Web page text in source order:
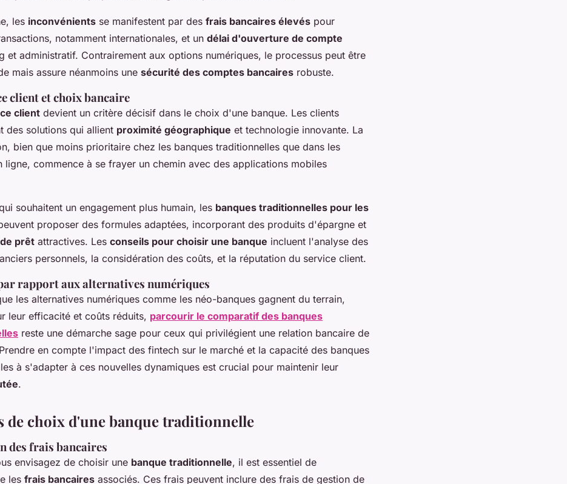
les inconvénients se manifestent par des frais bancaires élevés pour
notamment internationales, et un délai d'ouverture de compte
et administratif. Contrairement aux options numériques, le processus peut être
mais assure néanmoins une sécurité des comptes bancaires robuste.
client et choix bancaire
client devient un critère décisif dans le choix d'une banque. Les clients
des solutions qui allient proximité géographique et technologie innovante. La
bien que moins prioritaire chez les banques traditionnelles que dans les
ligne, commence à se frayer un chemin avec des applications mobiles
souhaitent un engagement plus humain, les banques traditionnelles pour les
proposer des formules adaptées, incorporant des produits d'épargne et
prêt attractives. Les conseils pour choisir une banque incluent l'analyse des
personnels, la considération des coûts, et la réputation du service client.
rapport aux alternatives numériques
les alternatives numériques comme les néo-banques gagnent du terrain,
leur efficacité et coûts réduits, parcourir le comparatif des banques
reste une démarche sage pour ceux qui privilégient une relation bancaire de
en compte l'impact des fintech sur le marché et la capacité des banques
à s'adapter à ces nouvelles dynamiques est crucial pour maintenir leur
.
de choix d'une banque traditionnelle
des frais bancaires
envisagez de choisir une banque traditionnelle, il est essentiel de
les frais bancaires associés. Ces frais peuvent inclure des frais de gestion de